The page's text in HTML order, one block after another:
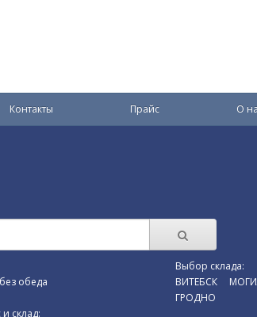
Контакты Прайс О
обеда
склад:
Выбор склада:
ВИТЕБСК
ГРОДНО